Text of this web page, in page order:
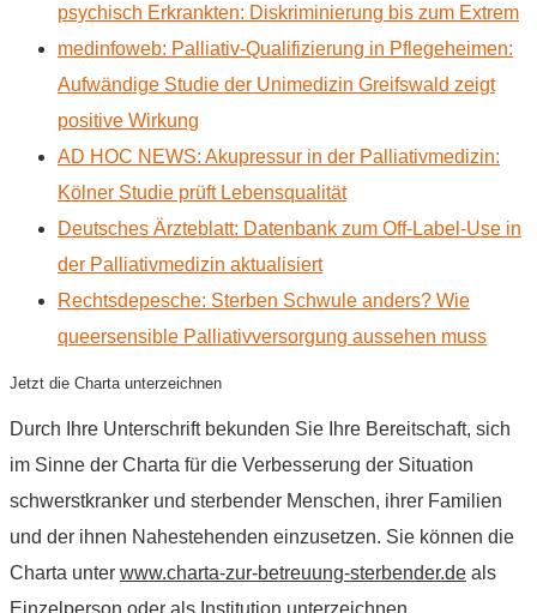
psychisch Erkrankten: Diskriminierung bis zum Extrem
medinfoweb: Palliativ-Qualifizierung in Pflegeheimen:
Aufwändige Studie der Unimedizin Greifswald zeigt
positive Wirkung
AD HOC NEWS: Akupressur in der Palliativmedizin:
Kölner Studie prüft Lebensqualität
Deutsches Ärzteblatt: Datenbank zum Off-Label-Use in
der Palliativmedizin aktualisiert
Rechtsdepesche: Sterben Schwule anders? Wie
queersensible Palliativversorgung aussehen muss
Jetzt die Charta unterzeichnen
Durch Ihre Unterschrift bekunden Sie Ihre Bereitschaft, sich
im Sinne der Charta für die Verbesserung der Situation
schwerstkranker und sterbender Menschen, ihrer Familien
und der ihnen Nahestehenden einzusetzen. Sie können die
Charta unter www.charta-zur-betreuung-sterbender.de als
Einzelperson oder als Institution unterzeichnen.